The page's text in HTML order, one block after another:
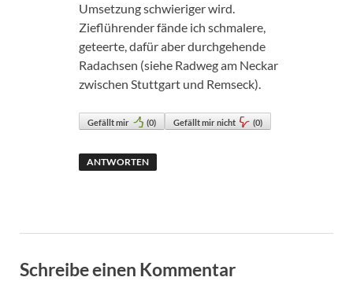
Umsetzung schwieriger wird.
Zieflührender fände ich schmalere,
geteerte, dafür aber durchgehende
Radachsen (siehe Radweg am Neckar
zwischen Stuttgart und Remseck).
Gefällt mir (0) Gefällt mir nicht (0)
ANTWORTEN
Schreibe einen Kommentar